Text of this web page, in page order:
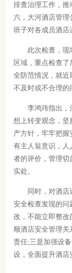
排查治理工作，推
六，大河酒店管理
班子对各成员酒店
此次检查，现
区域，重点检查
全防范情况，就近
不及时或不合理的
李鸿玮指出，
想上转变观念，坚
产方针，牢牢把
有主人翁意识，人
者的评价，管理切
实处。
同时，对酒
安全检查发现的问
改，不能立即整改
顺酒店安全管理
责任;三是加强设
设，全面提升酒店